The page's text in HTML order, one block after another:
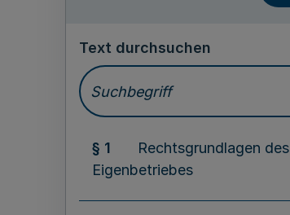
Text durchsuchen
§ 1
Rechtsgrundlagen des
Eigenbetriebes